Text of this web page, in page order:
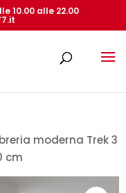
10.00 alle 22.00
moderna Trek 3
cm